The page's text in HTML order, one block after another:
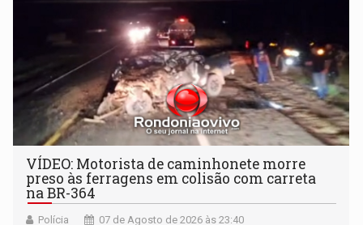
VÍDEO: Motorista de caminhonete morre
preso às ferragens em colisão com carreta
na BR-364
Polícia 07 de Agosto de 2026 às 23:40